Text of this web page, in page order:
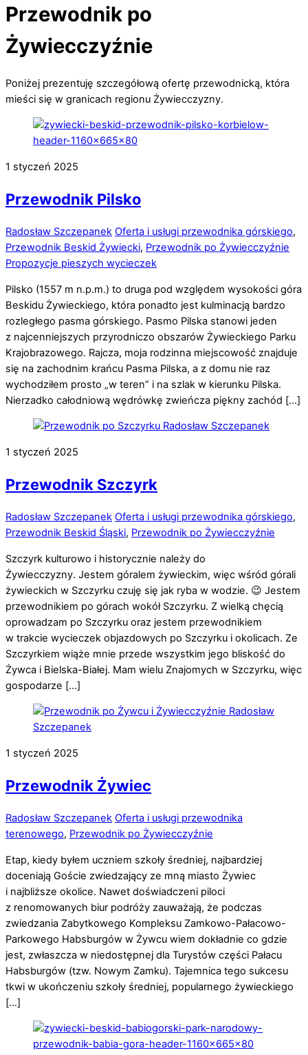
Przewodnik po
Żywiecczyźnie
Poniżej prezentuję szczegółową ofertę przewodnicką, która
mieści się w granicach regionu Żywiecczyzny.
1 styczeń 2025
Przewodnik Pilsko
Radosław Szczepanek Oferta i usługi przewodnika górskiego,
Przewodnik Beskid Żywiecki, Przewodnik po Żywiecczyźnie
Propozycje pieszych wycieczek
Pilsko (1557 m n.p.m.) to druga pod względem wysokości góra
Beskidu Żywieckiego, która ponadto jest kulminacją bardzo
rozległego pasma górskiego. Pasmo Pilska stanowi jeden
z najcenniejszych przyrodniczo obszarów Żywieckiego Parku
Krajobrazowego. Rajcza, moja rodzinna miejscowość znajduje
się na zachodnim krańcu Pasma Pilska, a z domu nie raz
wychodziłem prosto „w teren” i na szlak w kierunku Pilska.
Nierzadko całodniową wędrówkę zwieńcza piękny zachód […]
1 styczeń 2025
Przewodnik Szczyrk
Radosław Szczepanek Oferta i usługi przewodnika górskiego,
Przewodnik Beskid Śląski, Przewodnik po Żywiecczyźnie
Szczyrk kulturowo i historycznie należy do
Żywiecczyzny. Jestem góralem żywieckim, więc wśród górali
żywieckich w Szczyrku czuję się jak ryba w wodzie. 😉 Jestem
przewodnikiem po górach wokół Szczyrku. Z wielką chęcią
oprowadzam po Szczyrku oraz jestem przewodnikiem
w trakcie wycieczek objazdowych po Szczyrku i okolicach. Ze
Szczyrkiem wiąże mnie przede wszystkim jego bliskość do
Żywca i Bielska-Białej. Mam wielu Znajomych w Szczyrku, więc
gospodarze […]
1 styczeń 2025
Przewodnik Żywiec
Radosław Szczepanek Oferta i usługi przewodnika
terenowego, Przewodnik po Żywiecczyźnie
Etap, kiedy byłem uczniem szkoły średniej, najbardziej
doceniają Goście zwiedzający ze mną miasto Żywiec
i najbliższe okolice. Nawet doświadczeni piloci
z renomowanych biur podróży zauważają, że podczas
zwiedzania Zabytkowego Kompleksu Zamkowo-Pałacowo-
Parkowego Habsburgów w Żywcu wiem dokładnie co gdzie
jest, zwłaszcza w niedostępnej dla Turystów części Pałacu
Habsburgów (tzw. Nowym Zamku). Tajemnica tego sukcesu
tkwi w ukończeniu szkoły średniej, popularnego żywieckiego
[…]